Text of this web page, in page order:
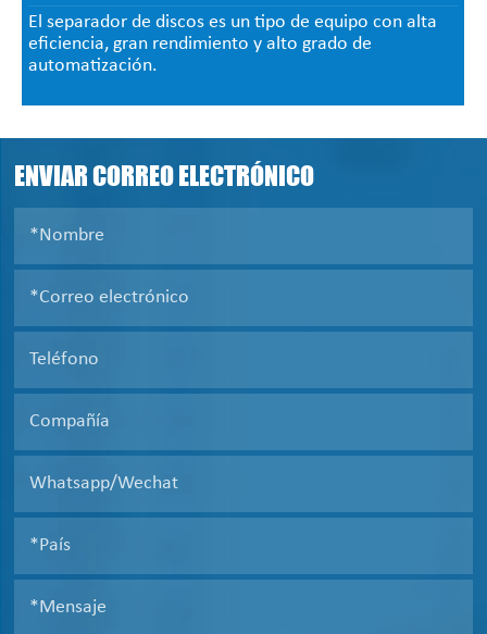
El separador de discos es un tipo de equipo con alta
eficiencia, gran rendimiento y alto grado de
automatización.
ENVIAR CORREO ELECTRÓNICO